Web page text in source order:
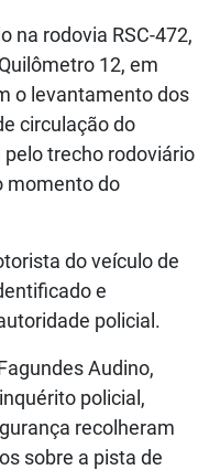
na rodovia RSC-472,
12, em
o levantamento dos
circulação do
trecho rodoviário
momento do
do veículo de
e
policial.
Audino,
policial,
recolheram
sobre a pista de